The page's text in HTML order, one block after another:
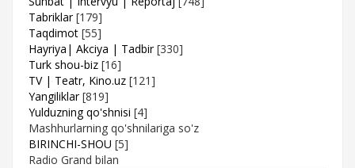
Tabriklar [179]
Taqdimot [55]
Hayriya| Akciya | Tadbir [330]
Turk shou-biz [16]
TV | Teatr, Kino.uz [121]
Yangiliklar [819]
Yulduzning qo'shnisi [4]
Mashhurlarning qo'shnilariga so'z
BIRINCHI-SHOU [5]
Radio Grand bilan